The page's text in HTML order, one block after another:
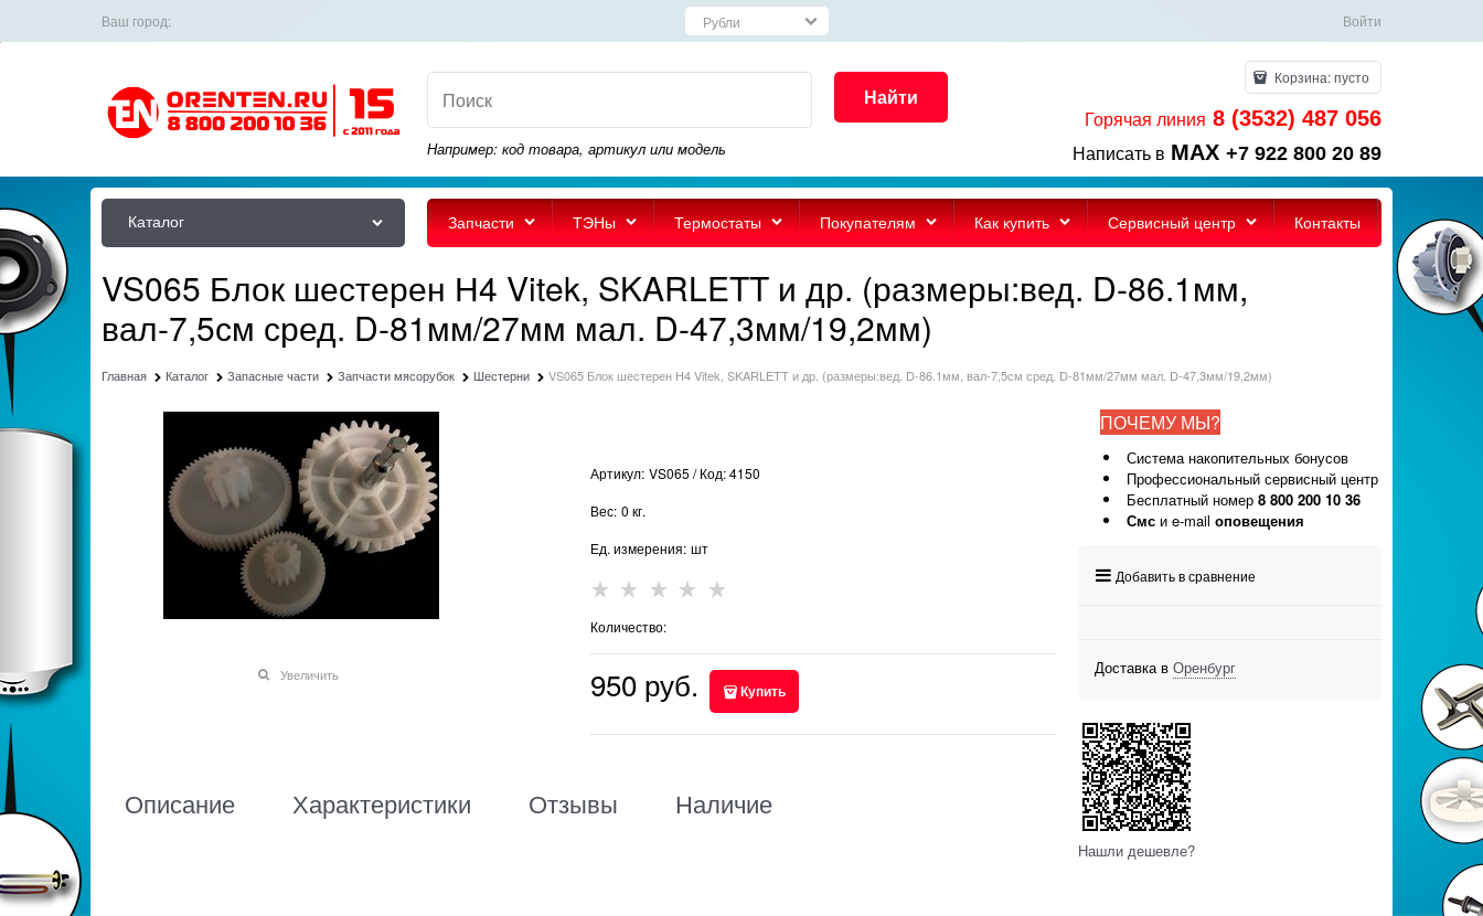
Ваш город: Войти
Найти
Например: код товара, артикул или модель
Корзина:пусто
Горячая линия 8 (3532) 487 056
Написать в MAX +7 922 800 20 89
Каталог Запчасти ТЭНы Термостаты Покупателям Как купить Сервисный центр Контакты
VS065 Блок шестерен Н4 Vitek, SKARLETT и др. (размеры:вед. D-86.1мм,
вал-7,5см сред. D-81мм/27мм мал. D-47,3мм/19,2мм)
Главная Каталог Запасные части Запчасти мясорубок Шестерни VS065 Блок шестерен Н4 Vitek, SKARLETT и др. (размеры:вед. D-86.1мм, вал-7,5см сред. D-81мм/27мм мал. D-47,3мм/19,2мм)
Увеличить
Артикул: VS065 / Код: 4150
Вес: 0 кг.
Ед. измерения: шт
Количество:
950 руб. Купить
Описание Характеристики Отзывы Наличие
ПОЧЕМУ МЫ?
Система накопительных бонусов
Профессиональный сервисный центр
Бесплатный номер 8 800 200 10 36
Смс и e-mail оповещения
Добавить в сравнение
Доставка в Оренбург
Нашли дешевле?